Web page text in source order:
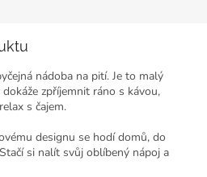
nádoba na pití. Je to malý
zpříjemnit ráno s kávou,
s čajem.
designu se hodí domů, do
si nalít svůj oblíbený nápoj a